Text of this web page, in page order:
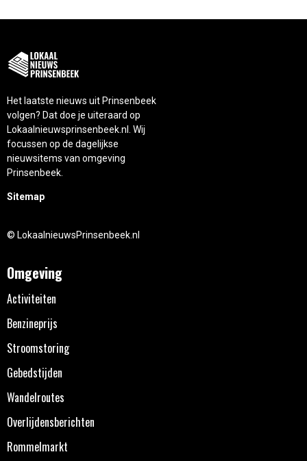
Het laatste nieuws uit Prinsenbeek
volgen? Dat doe je uiteraard op
Lokaalnieuwsprinsenbeek.nl. Wij
focussen op de dagelijkse
nieuwsitems van omgeving
Prinsenbeek.
Sitemap
© LokaalnieuwsPrinsenbeek.nl
Omgeving
Activiteiten
Benzineprijs
Stroomstoring
Gebedstijden
Wandelroutes
Overlijdensberichten
Rommelmarkt